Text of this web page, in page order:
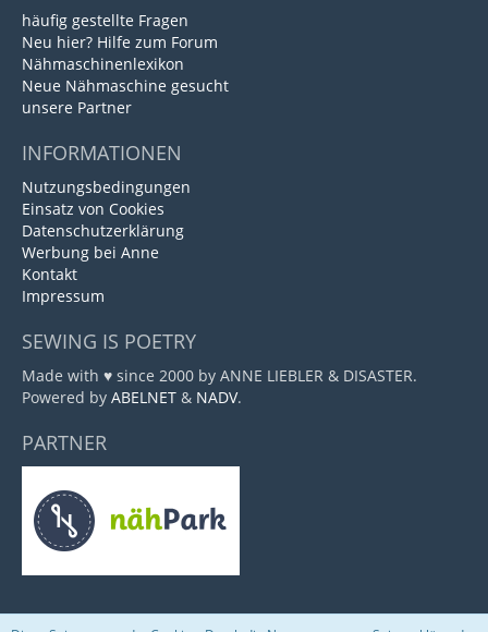
häufig gestellte Fragen
Neu hier? Hilfe zum Forum
Nähmaschinenlexikon
Neue Nähmaschine gesucht
unsere Partner
INFORMATIONEN
Nutzungsbedingungen
Einsatz von Cookies
Datenschutzerklärung
Werbung bei Anne
Kontakt
Impressum
SEWING IS POETRY
Made with ♥ since 2000 by ANNE LIEBLER & DISASTER.
Powered by ABELNET & NADV.
PARTNER